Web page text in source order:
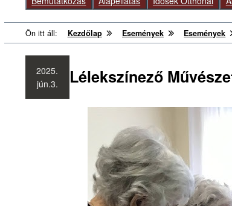
Ön itt áll: Kezdőlap Események Események
Lélekszínező
2025.
jún.3.